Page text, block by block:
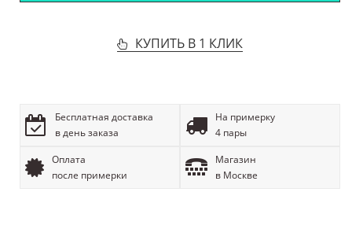
КУПИТЬ В 1 КЛИК
Бесплатная доставка
в день заказа
На примерку
4 пары
Оплата
после примерки
Магазин
в Москве